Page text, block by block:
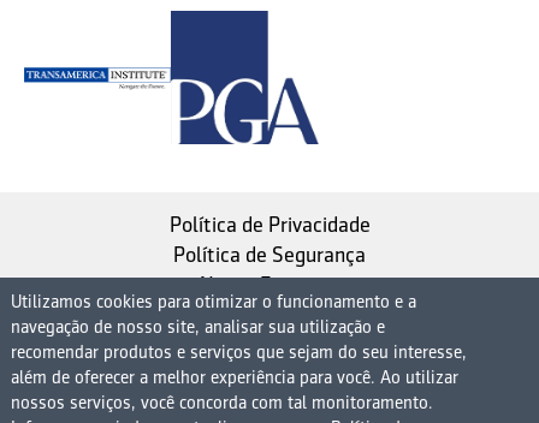
Política de Privacidade
Política de Segurança
Nosso Estatuto
Instituto de Longevidade MAG, uma empresa do
Grupo MAG
| CNPJ 08.474.765/0001-75
Utilizamos cookies para otimizar o funcionamento e a
navegação de nosso site, analisar sua utilização e
recomendar produtos e serviços que sejam do seu interesse,
além de oferecer a melhor experiência para você. Ao utilizar
nossos serviços, você concorda com tal monitoramento.